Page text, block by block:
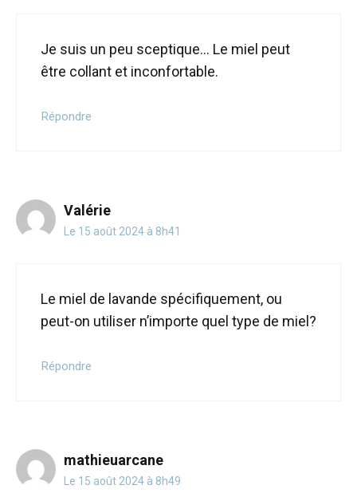
Je suis un peu sceptique… Le miel peut
être collant et inconfortable.
Répondre
Valérie
Le 15 août 2024 à 8h41
Le miel de lavande spécifiquement, ou
peut-on utiliser n’importe quel type de miel?
Répondre
mathieuarcane
Le 15 août 2024 à 8h49